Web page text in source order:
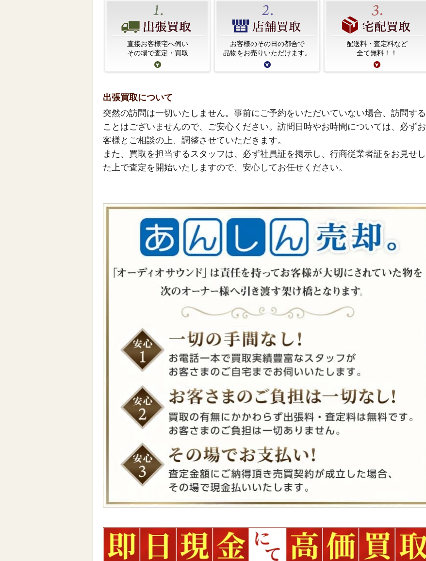
直接お客様宅へ伺い
その場で査定・買取
お客様のその日の都合で
品物をお売りいただけます。
配送料・査定料など
全て無料！！
出張買取について
突然の訪問は一切いたしません。事前にご予約をいただいていない場合、訪問する
ことはございませんので、ご安心ください。訪問日時やお時間については、必ずお
客様とご相談の上、調整させていただきます。
また、買取を担当するスタッフは、必ず社員証を掲示し、行商従業者証をお見せし
た上で査定を開始いたしますので、安心してお任せください。